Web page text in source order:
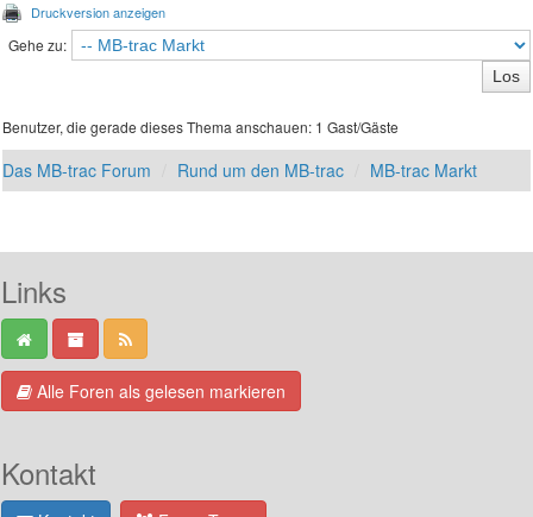
Druckversion anzeigen
Gehe zu:
Benutzer, die gerade dieses Thema anschauen: 1 Gast/Gäste
Das MB-trac Forum Rund um den MB-trac MB-trac Markt
Links
Alle Foren als gelesen markieren
Kontakt